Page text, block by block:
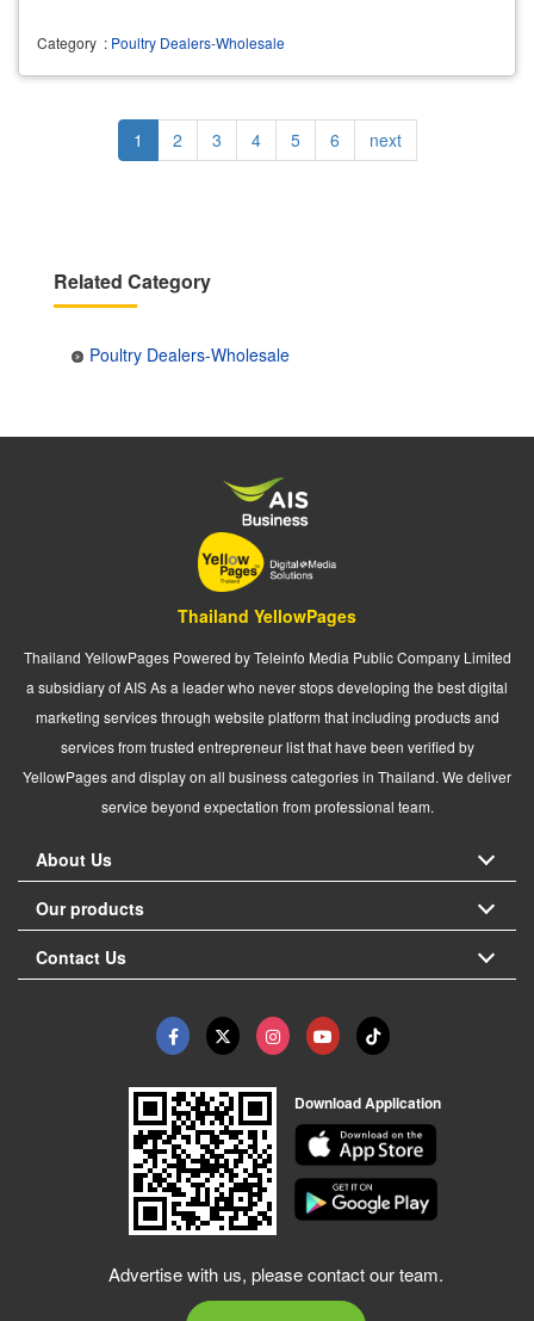
Category : Poultry Dealers-Wholesale
PaginationCurrent
page
1 Page
2 Page
3 Page
4 Page
5 Page
6
Next
page
next
Related Category
Poultry Dealers-Wholesale
Thailand YellowPages
Thailand YellowPages Powered by Teleinfo Media Public Company Limited
a subsidiary of AIS As a leader who never stops developing the best digital
marketing services through website platform that including products and
services from trusted entrepreneur list that have been verified by
YellowPages and display on all business categories in Thailand. We deliver
service beyond expectation from professional team.
About Us
Our products
Contact Us
Download Application
Advertise with us, please contact our team.